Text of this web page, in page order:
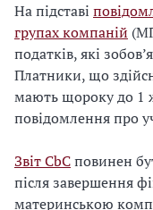
На підставі
групах компаній
податків, які
Платники, що
мають щороку до 1
повідомлення про
Звіт CbCповинен
після завершення
материнською